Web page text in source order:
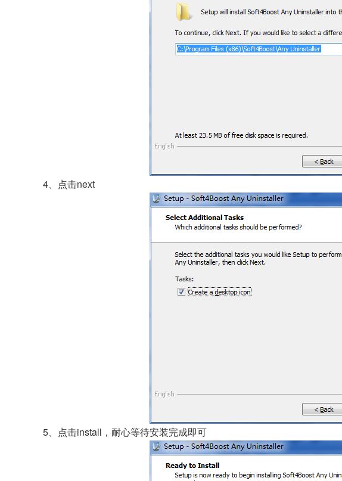
4、点击next
5、点击install，耐心等待安装完成即可